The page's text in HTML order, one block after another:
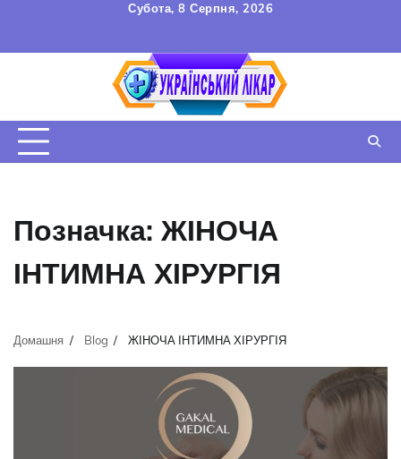
вмісту
Субота, 8 Серпня, 2026
КОРИСТУВАЧА
Позначка: ЖІНОЧА
ІНТИМНА ХІРУРГІЯ
Домашня Blog ЖІНОЧА ІНТИМНА ХІРУРГІЯ